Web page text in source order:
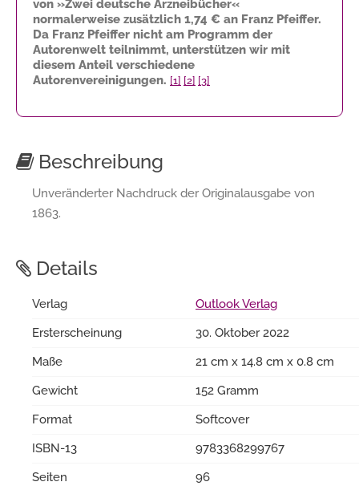
von »Zwei deutsche Arzneibücher«
normalerweise zusätzlich 1,74 € an Franz Pfeiffer.
Da Franz Pfeiffer nicht am Programm der
Autorenwelt teilnimmt, unterstützen wir mit
diesem Anteil verschiedene
Autorenvereinigungen. [1] [2] [3]
Beschreibung
Unveränderter Nachdruck der Originalausgabe von
1863.
Details
Verlag
Outlook Verlag
Ersterscheinung
30. Oktober 2022
Maße
21 cm x 14.8 cm x 0.8 cm
Gewicht
152 Gramm
Format
Softcover
ISBN-13
9783368299767
Seiten
96